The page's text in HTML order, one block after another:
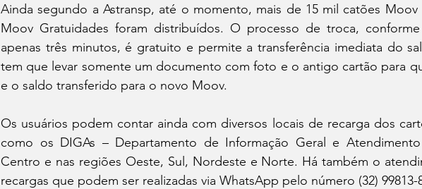
Ainda segundo a Astransp, até o momento, mais de 15 mil catões Moov
Moov Gratuidades foram distribuídos. O processo de troca,
apenas três minutos, é gratuito e permite a transferência imediata do
tem que levar somente um documento com foto e o antigo cartão para
e o saldo transferido para o novo Moov.
Os usuários podem contar ainda com diversos locais de recarga dos
como os DIGAs – Departamento de Informação Geral e
Centro e nas regiões Oeste, Sul, Nordeste e Norte. Há também o
recargas que podem ser realizadas via WhatsApp pelo número (32) 99813-